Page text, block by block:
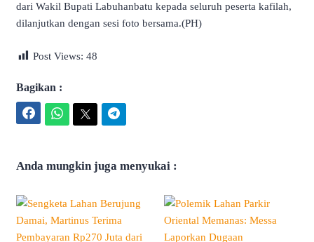
dari Wakil Bupati Labuhanbatu kepada seluruh peserta kafilah,
dilanjutkan dengan sesi foto bersama.(PH)
Post Views: 48
Bagikan :
Anda mungkin juga menyukai :